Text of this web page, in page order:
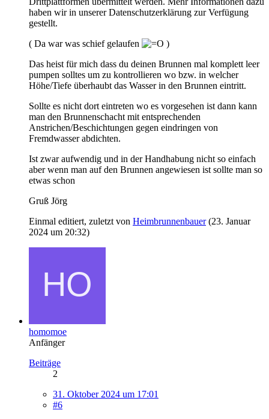
haben wir in unserer Datenschutzerklärung zur Verfügung
gestellt.
( Da war was schief gelaufen
)
Das heist für mich dass du deinen Brunnen mal komplett leer
pumpen solltes um zu kontrollieren wo bzw. in welcher
Höhe/Tiefe überhaubt das Wasser in den Brunnen eintritt.
Sollte es nicht dort eintreten wo es vorgesehen ist dann kann
man den Brunnenschacht mit entsprechenden
Anstrichen/Beschichtungen gegen eindringen von
Fremdwasser abdichten.
Ist zwar aufwendig und in der Handhabung nicht so einfach
aber wenn man auf den Brunnen angewiesen ist sollte man so
etwas schon
Gruß Jörg
Einmal editiert, zuletzt von Heimbrunnenbauer(23. Januar
2024 um 20:32)
homomoe
Anfänger
Beiträge
2
31. Oktober 2024 um 17:01
#6